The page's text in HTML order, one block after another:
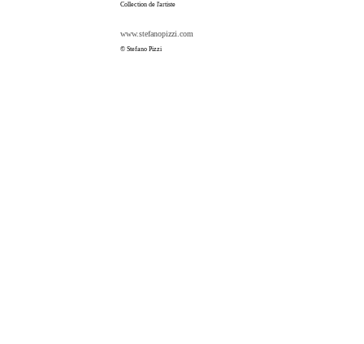
Collection de l'artiste
www.stefanopizzi.com
© Stefano Pizzi